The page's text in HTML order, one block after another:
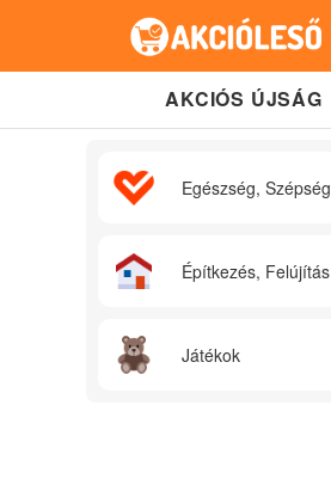
AKCIÓS ÚJSÁG
Egészség, Szépség
Építkezés, Felújítás
Játékok